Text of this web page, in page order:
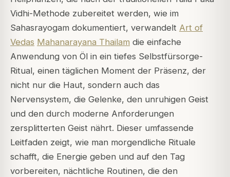
Vidhi-Methode zubereitet werden, wie im
Sahasrayogam dokumentiert, verwandelt Art of
Vedas Mahanarayana Thailam die einfache
Anwendung von Öl in ein tiefes Selbstfürsorge-
Ritual, einen täglichen Moment der Präsenz, der
nicht nur die Haut, sondern auch das
Nervensystem, die Gelenke, den unruhigen Geist
und den durch moderne Anforderungen
zersplitterten Geist nährt. Dieser umfassende
Leitfaden zeigt, wie man morgendliche Rituale
schafft, die Energie geben und auf den Tag
vorbereiten, nächtliche Routinen, die den